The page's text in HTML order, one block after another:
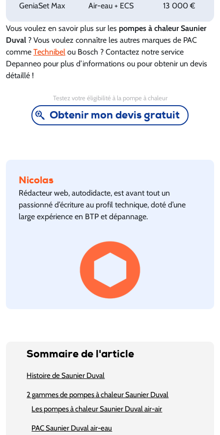
Sommaire de l'article
Histoire de Saunier Duval
2 gammes de pompes à chaleur Saunier Duval
Les pompes à chaleur Saunier Duval air-air
PAC Saunier Duval air-eau
GeniaSet Max Air-eau + ECS 13 000 €
Vous voulez en savoir plus sur les pompes à chaleur Saunier
Duval ? Vous voulez connaître les autres marques de PAC
comme Technibel ou Bosch ? Contactez notre service
Depanneo pour plus d’informations ou pour obtenir un devis
détaillé !
Testez votre éligibilité à la pompe à chaleur
Obtenir mon devis gratuit
Nicolas
Rédacteur web, autodidacte, est avant tout un
passionné d’écriture au profil technique, doté d’une
large expérience en BTP et dépannage.